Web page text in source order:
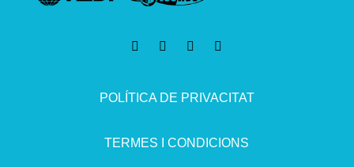
POLÍTICA DE PRIVACITAT
TERMES I CONDICIONS